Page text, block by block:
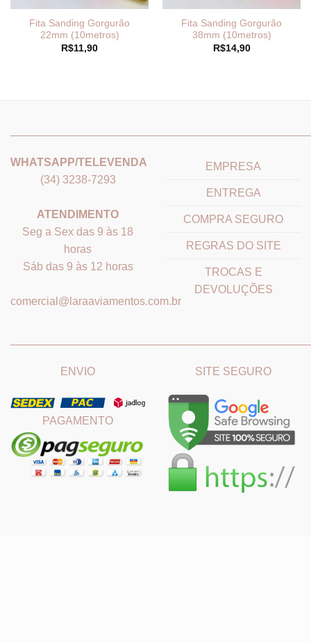
Fita Sanding Gorgurão
22mm (10metros)
R$11,90
Fita Sanding Gorgurão
38mm (10metros)
R$14,90
WHATSAPP/TELEVENDA
(34) 3238-7293
ATENDIMENTO
Seg a Sex das 9 às 18
horas
Sáb das 9 às 12 horas
comercial@laraaviamentos.com.br
EMPRESA
ENTREGA
COMPRA SEGURO
REGRAS DO SITE
TROCAS E
DEVOLUÇÕES
ENVIO
PAGAMENTO
SITE SEGURO